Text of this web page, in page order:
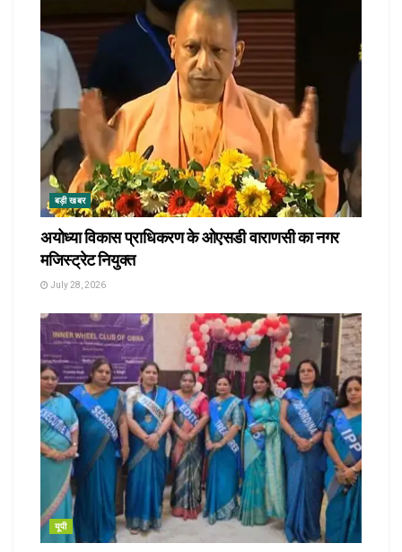
बड़ी खबर
अयोध्या विकास प्राधिकरण के ओएसडी वाराणसी का नगर
मजिस्ट्रेट नियुक्त
July 28, 2026
यूपी